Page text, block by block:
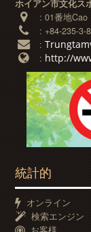
ホイアン市文化ス
:01番地Cao
:+84-235-3-
:
: http://
統計的
オンライン
検索エンジン